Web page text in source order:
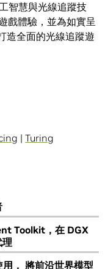
智慧與光線追蹤技
戲體驗，並為如實呈
造全面的光線追蹤遊
| Turing
Toolkit，在 DGX
， 將前沿世界模型